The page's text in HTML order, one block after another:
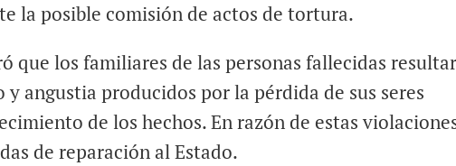
la posible comisión de actos de tortura.
que los familiares de las personas fallecidas
angustia producidos por la pérdida de sus seres
de los hechos. En razón de estas
de reparación al Estado.